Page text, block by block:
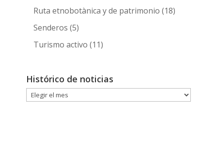
Ruta etnobotànica y de patrimonio (18)
Senderos (5)
Turismo activo (11)
Histórico de noticias
Histórico